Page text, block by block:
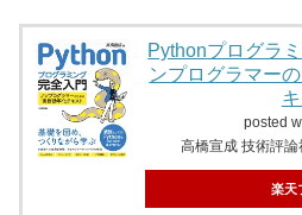
Pythonプログラ
ンプログラマー
posted
高橋宣成 技術評
楽天